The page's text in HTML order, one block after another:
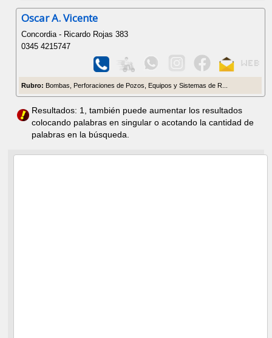
Oscar A. Vicente
Concordia - Ricardo Rojas 383
0345 4215747
Rubro: Bombas, Perforaciones de Pozos, Equipos y Sistemas de R...
Resultados: 1, también puede aumentar los resultados
colocando palabras en singular o acotando la cantidad de
palabras en la búsqueda.